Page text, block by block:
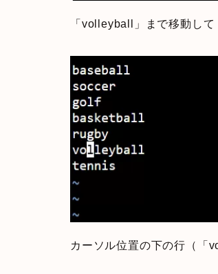
「volleyball」まで移動して
カーソル位置の下の行（「